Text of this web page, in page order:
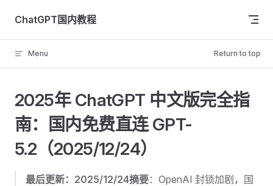
Skip to content
ChatGPT国内教程
Menu Return to top
2025年 ChatGPT 中文版完全指
南：国内免费直连 GPT-
5.2（2025/12/24）
最后更新：2025/12/24摘要：OpenAI 封锁加剧，国